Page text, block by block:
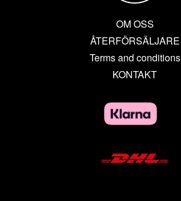
OM OSS
ÅTERFÖRSÄLJARE
Terms and conditions
KONTAKT